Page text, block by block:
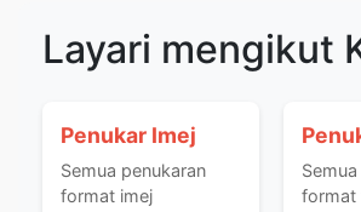
Layari mengikut
Penukar Imej
Semua penukaran
format imej
format